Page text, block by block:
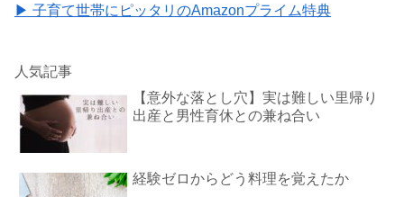
▶ 子育て世帯にピッタリのAmazonプライム特典
人気記事
【意外な落とし穴】実は難しい里帰り
出産と男性育休との兼ね合い
経験ゼロからどう料理を覚えたか